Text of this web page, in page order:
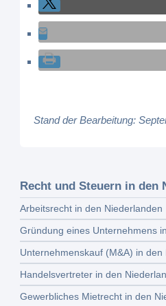
Stand der Bearbeitung:
Recht und Steuern in den
Arbeitsrecht in den Niederlanden
Gründung eines Unternehmens
Unternehmenskauf (M&A) in den
Handelsvertreter in den
Gewerbliches Mietrecht in den